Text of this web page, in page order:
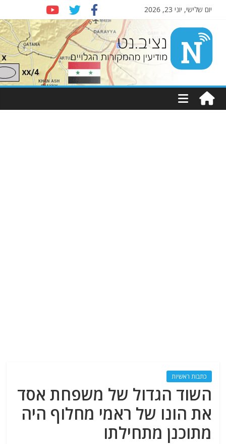
יום שלישי, יוני 23, 2026
Nziv.net
מודיעין
מהמקורות
כתבות ראשיות
השוד הגדול של משפחת אסד
את הונו של ראמי מחלוף היה
מתוכנן מתחילתו